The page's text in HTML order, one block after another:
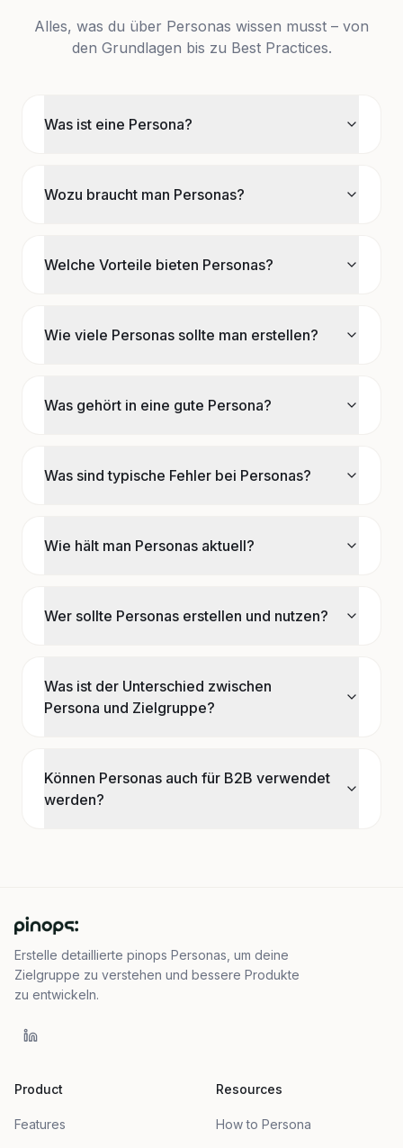
Alles, was du über Personas wissen musst – von
den Grundlagen bis zu Best Practices.
Was ist eine Persona?
Wozu braucht man Personas?
Welche Vorteile bieten Personas?
Wie viele Personas sollte man erstellen?
Was gehört in eine gute Persona?
Was sind typische Fehler bei Personas?
Wie hält man Personas aktuell?
Wer sollte Personas erstellen und nutzen?
Was ist der Unterschied zwischen
Persona und Zielgruppe?
Können Personas auch für B2B verwendet
werden?
Erstelle detaillierte pinops Personas, um deine
Zielgruppe zu verstehen und bessere Produkte
zu entwickeln.
Product
Features
Resources
How to Persona